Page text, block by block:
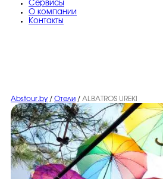
Сервисы
O компании
Контакты
Abstour.by / Отели / ALBATROS UREKI